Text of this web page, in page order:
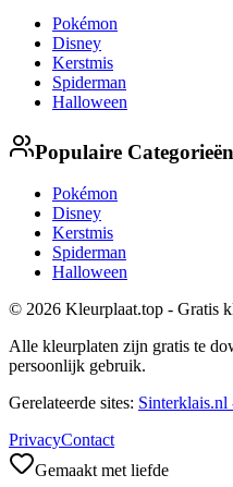
Pokémon
Disney
Kerstmis
Spiderman
Halloween
Populaire Categorieën
Pokémon
Disney
Kerstmis
Spiderman
Halloween
© 2026 Kleurplaat.top - Gratis
Alle kleurplaten zijn gratis te
persoonlijk gebruik.
Gerelateerde sites: Sinterklais.nl
PrivacyContact
Gemaakt met liefde